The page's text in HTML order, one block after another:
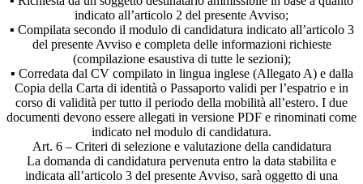
indicato all’articolo 2 del presente Avviso;
▪ Compilata secondo il modulo di candidatura indicato all’articolo 3
del presente Avviso e completa delle informazioni richieste
(compilazione esaustiva di tutte le sezioni);
▪ Corredata dal CV compilato in lingua inglese (Allegato A) e dalla
Copia della Carta di identità o Passaporto validi per l’espatrio e in
corso di validità per tutto il periodo della mobilità all’estero. I due
documenti devono essere allegati in versione PDF e rinominati come
indicato nel modulo di candidatura.
Art. 6 – Criteri di selezione e valutazione della candidatura
La domanda di candidatura pervenuta entro la data stabilita e
indicata all’articolo 3 del presente Avviso, sarà oggetto di una